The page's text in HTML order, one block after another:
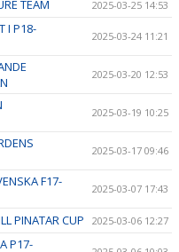
TEAM 2025-03-25 14:53
I P18-
2025-03-24 11:21
2025-03-20 12:53
2025-03-19 10:25
2025-03-17 09:46
F17-
2025-03-07 17:43
PINATAR CUP 2025-03-06 12:27
P17-